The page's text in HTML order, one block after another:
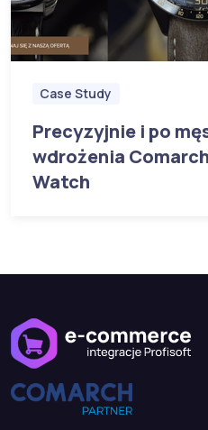
Case Study
Precyzyjnie i po
wdrożenia
Watch